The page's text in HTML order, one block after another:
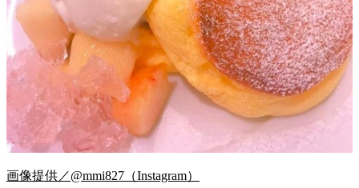
画像提供／@mmi827（Instagram）